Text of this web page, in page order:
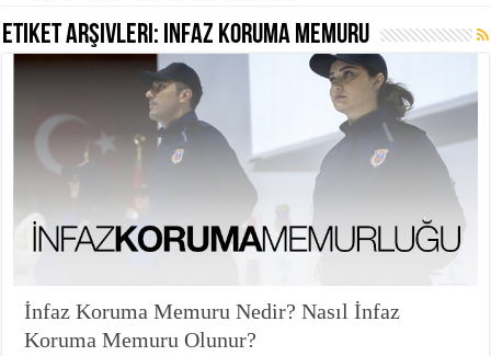
Etiket Arşivleri: infaz koruma memuru
İnfaz Koruma Memuru Nedir? Nasıl İnfaz
Koruma Memuru Olunur?